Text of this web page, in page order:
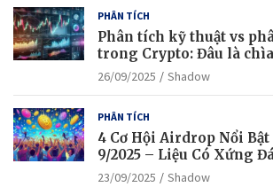
PHÂN TÍCH
Phân tích kỹ thuật vs
trong Crypto: Đâu là
công?
26/09/2025 Shadow
PHÂN TÍCH
4 Cơ Hội Airdrop Nổi
9/2025 – Liệu Có Xứng
23/09/2025 Shadow